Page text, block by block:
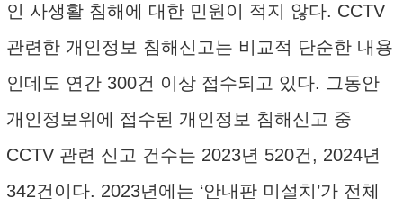
인 사생활 침해에 대한 민원이 적지 않다. CCTV
관련한 개인정보 침해신고는 비교적 단순한 내용
인데도 연간 300건 이상 접수되고 있다. 그동안
개인정보위에 접수된 개인정보 침해신고 중
CCTV 관련 신고 건수는 2023년 520건, 2024년
342건이다. 2023년에는 ‘안내판 미설치’가 전체